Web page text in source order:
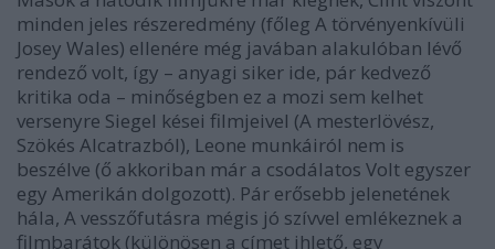
minden jeles részeredmény (főleg A törvényenkívüli
Josey Wales) ellenére még javában alakulóban lévő
rendező volt, így – anyagi siker ide, pár kedvező
kritika oda – minőségben ez a mozi sem kelhet
versenyre Siegel kései filmjeivel (A mesterlövész,
Szökés Alcatrazból), Leone munkáiról nem is
beszélve (ő akkoriban már a csodálatos Volt egyszer
egy Amerikán dolgozott). Pár erősebb jelenetének
hála, A vesszőfutásra mégis jó szívvel emlékeznek a
filmbarátok (különösen a címet ihlető, egy